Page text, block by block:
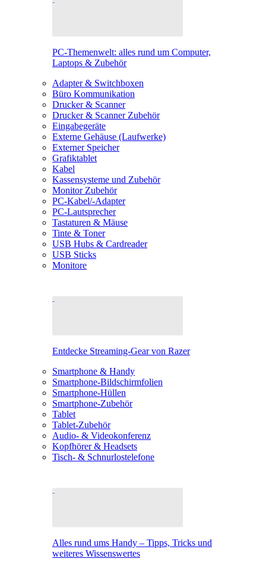
PC-Themenwelt: alles rund um Computer,
Laptops & Zubehör
Adapter & Switchboxen
Büro Kommunikation
Drucker & Scanner
Drucker & Scanner Zubehör
Eingabegeräte
Externe Gehäuse (Laufwerke)
Externer Speicher
Grafiktablet
Kabel
Kassensysteme und Zubehör
Monitor Zubehör
PC-Kabel/-Adapter
PC-Lautsprecher
Tastaturen & Mäuse
Tinte & Toner
USB Hubs & Cardreader
USB Sticks
Monitore
Entdecke Streaming-Gear von Razer
Smartphone & Handy
Smartphone-Bildschirmfolien
Smartphone-Hüllen
Smartphone-Zubehör
Tablet
Tablet-Zubehör
Audio- & Videokonferenz
Kopfhörer & Headsets
Tisch- & Schnurlostelefone
Alles rund ums Handy – Tipps, Tricks und
weiteres Wissenswertes